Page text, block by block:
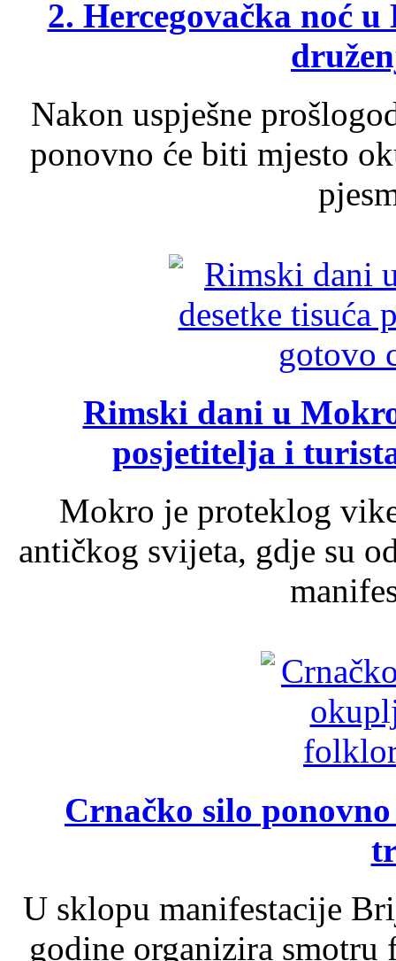
2. Hercegovačka noć
Nakon uspješne
ponovno će biti mjesto
Rimski dani u
posjetitelja i
Mokro je proteklog
antičkog svijeta, gdje su
Crnačko silo
U sklopu manifestacije
godine organizira